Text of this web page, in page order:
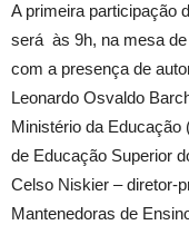
A primeira participação
será às 9h, na mesa
com a presença de
Leonardo Osvaldo
Ministério da Educação
de Educação Superior
Celso Niskier – diretor-
Mantenedoras de